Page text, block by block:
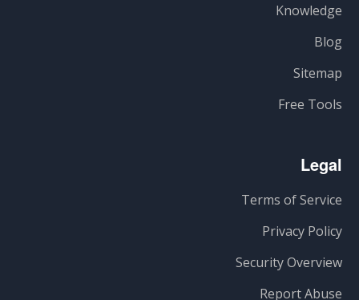
Knowledge
Blog
Sitemap
Free Tools
Legal
Terms of Service
Privacy Policy
Security Overview
Report Abuse